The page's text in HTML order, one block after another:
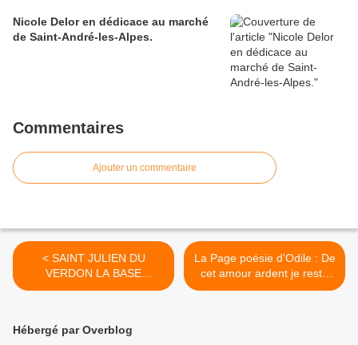
Nicole Delor en dédicace au marché
de Saint-André-les-Alpes.
Commentaires
Ajouter un commentaire
< SAINT JULIEN DU
VERDON LA BASE
NAUTIQUE EN PLEIN
La Page poésie d'Odile : De
cet amour ardent je reste
émerveillée. >
Hébergé par Overblog